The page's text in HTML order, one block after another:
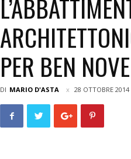
PER BEN
DI MARIO D'ASTA 28 OTTOBRE 2014